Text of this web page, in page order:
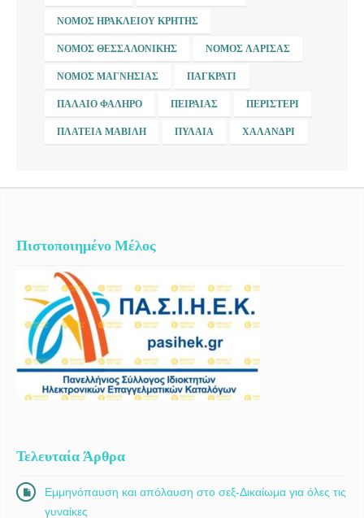
ΝΟΜΌΣ ΗΡΑΚΛΕΊΟΥ ΚΡΉΤΗΣ
ΝΟΜΌΣ ΘΕΣΣΑΛΟΝΊΚΗΣ ΝΟΜΌΣ ΛΆΡΙΣΑΣ
ΝΟΜΌΣ ΜΑΓΝΗΣΊΑΣ ΠΑΓΚΡΆΤΙ
ΠΑΛΑΙΌ ΦΆΛΗΡΟ ΠΕΙΡΑΙΆΣ ΠΕΡΙΣΤΈΡΙ
ΠΛΑΤΕΊΑ ΜΑΒΊΛΗ ΠΥΛΑΊΑ ΧΑΛΆΝΔΡΙ
Πιστοποιημένο Μέλος
Τελευταία Άρθρα
Εμμηνόπαυση και απόλαυση στο σεξ-Δικαίωμα για όλες τις
γυναίκες